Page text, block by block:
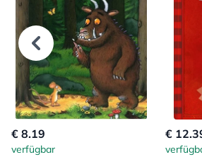
€ 8.19
verfügbar
€